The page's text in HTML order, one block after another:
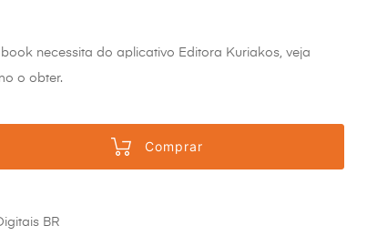
necessita do aplicativo Editora Kuriakos, veja
o obter.
Comprar
BR